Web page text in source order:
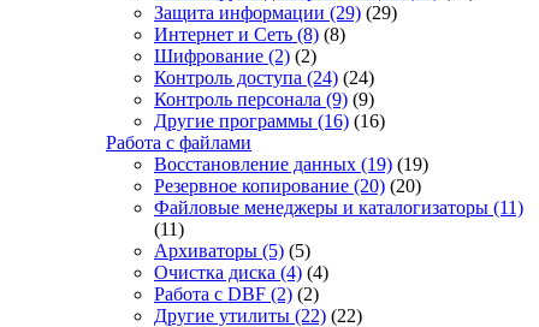
Защита информации (29) (29)
Интернет и Сеть (8) (8)
Шифрование (2) (2)
Контроль доступа (24) (24)
Контроль персонала (9) (9)
Другие программы (16) (16)
Работа с файлами
Восстановление данных (19) (19)
Резервное копирование (20) (20)
Файловые менеджеры и каталогизаторы (11)
(11)
Архиваторы (5) (5)
Очистка диска (4) (4)
Работа с DBF (2) (2)
Другие утилиты (22) (22)